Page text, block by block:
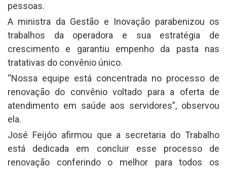
pessoas.
A ministra da Gestão e Inovação parabenizou os
trabalhos da operadora e sua estratégia de
crescimento e garantiu empenho da pasta nas
tratativas do convênio único.
“Nossa equipe está concentrada no processo de
renovação do convênio voltado para a oferta de
atendimento em saúde aos servidores”, observou
ela.
José Feijóo afirmou que a secretaria do Trabalho
está dedicada em concluir esse processo de
renovação conferindo o melhor para todos os